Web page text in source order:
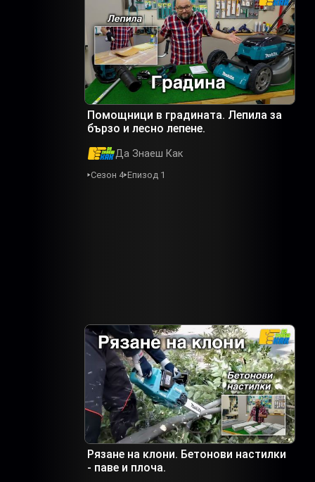
Помощници в градината. Лепила за
бързо и лесно лепене.
Да Знаеш Как
Сезон 4 Епизод 1
Рязане на клони. Бетонови настилки
- паве и плоча.